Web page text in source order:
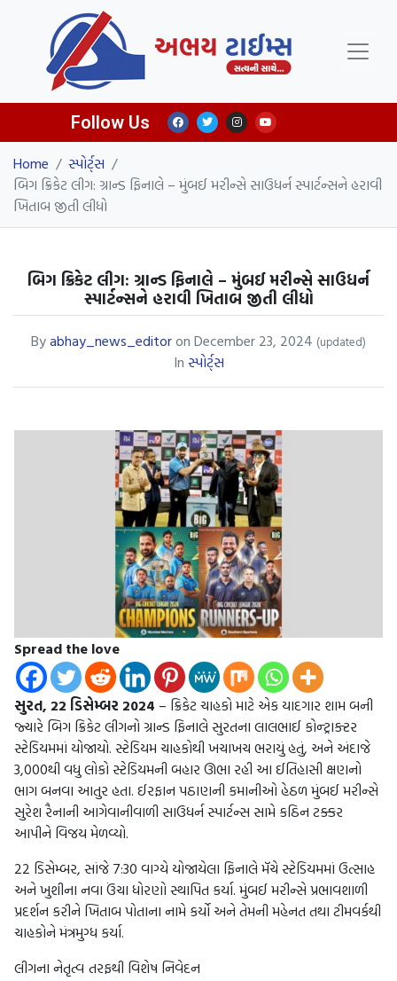
Follow Us
Home / સ્પોર્ટ્સ /
બિગ ક્રિકેટ લીગ: ગ્રાન્ડ ફિનાલે – મુંબઈ મરીન્સે સાઉધર્ન સ્પાર્ટન્સને હરાવી
ખિતાબ જીતી લીધો
બિગ ક્રિકેટ લીગ: ગ્રાન્ડ ફિનાલે – મુંબઈ મરીન્સે સાઉધર્ન
સ્પાર્ટન્સને હરાવી ખિતાબ જીતી લીધો
Byabhay_news_editoron December 23, 2024 (updated)
In સ્પોર્ટ્સ
Spread the love
સુરત, 22 ડિસેમ્બર 2024 – ક્રિકેટ ચાહકો માટે એક યાદગાર શામ બની
જ્યારે બિગ ક્રિકેટ લીગનો ગ્રાન્ડ ફિનાલે સુરતના લાલભાઈ કોન્ટ્રાક્ટર
સ્ટેડિયમમાં યોજાયો. સ્ટેડિયમ ચાહકોથી ખચાખચ ભરાયું હતું, અને અંદાજે
3,000થી વધુ લોકો સ્ટેડિયમની બહાર ઊભા રહી આ ઈતિહાસી ક્ષણનો
ભાગ બનવા આતુર હતા. ઈરફાન પઠાણની કમાનીઓ હેઠળ મુંબઈ મરીન્સે
સુરેશ રૈનાની આગેવાનીવાળી સાઉધર્ન સ્પાર્ટન્સ સામે કઠિન ટક્કર
આપીને વિજય મેળવ્યો.
22 ડિસેમ્બર, સાંજે 7:30 વાગ્યે યોજાયેલા ફિનાલે મૅચે સ્ટેડિયમમાં ઉત્સાહ
અને ખુશીના નવા ઉંચા ધોરણો સ્થાપિત કર્યા. મુંબઈ મરીન્સે પ્રભાવશાળી
પ્રદર્શન કરીને ખિતાબ પોતાના નામે કર્યો અને તેમની મહેનત તથા ટીમવર્કથી
ચાહકોને મંત્રમુગ્ધ કર્યા.
લીગના નેતૃત્વ તરફથી વિશેષ નિવેદન